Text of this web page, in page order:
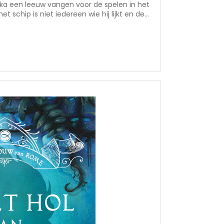
een leeuw vangen voor de spelen in het
schip is niet iedereen wie hij lijkt en de
… • 2e deel in de serie ‘In
avontuur in het oude Rome rond
het gevaarlijk was om christen te zijn •
• voor 12+